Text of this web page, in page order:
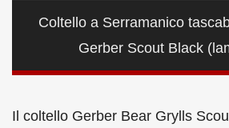
Coltello a Serramanico
Gerber Scout Black
Il coltello Gerber Bear Grylls